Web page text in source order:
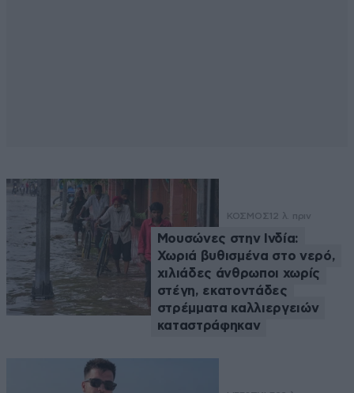
ΚΟΣΜΟΣ 12 λ. πριν
Μουσώνες στην Ινδία:
Χωριά βυθισμένα στο νερό,
χιλιάδες άνθρωποι χωρίς
στέγη, εκατοντάδες
στρέμματα καλλιεργειών
καταστράφηκαν